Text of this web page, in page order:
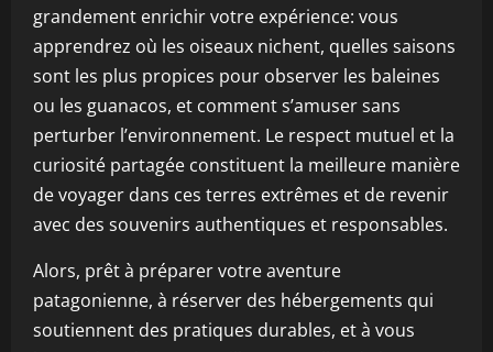
grandement enrichir votre expérience: vous
apprendrez où les oiseaux nichent, quelles saisons
sont les plus propices pour observer les baleines
ou les guanacos, et comment s’amuser sans
perturber l’environnement. Le respect mutuel et la
curiosité partagée constituent la meilleure manière
de voyager dans ces terres extrêmes et de revenir
avec des souvenirs authentiques et responsables.
Alors, prêt à préparer votre aventure
patagonienne, à réserver des hébergements qui
soutiennent des pratiques durables, et à vous